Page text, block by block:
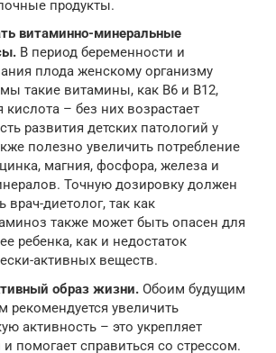
продукты.
витаминно-минеральные
В период беременности и
плода женскому организму
такие витамины, как В6 и В12,
– без них возрастает
развития детских патологий у
полезно увеличить потребление
магния, фосфора, железа и
Точную дозировку должен
врач-диетолог, так как
также может быть опасен для
ребенка, как и недостаток
активных веществ.
образ жизни. Обоим будущим
рекомендуется увеличить
активность – это укрепляет
помогает справиться со стрессом.